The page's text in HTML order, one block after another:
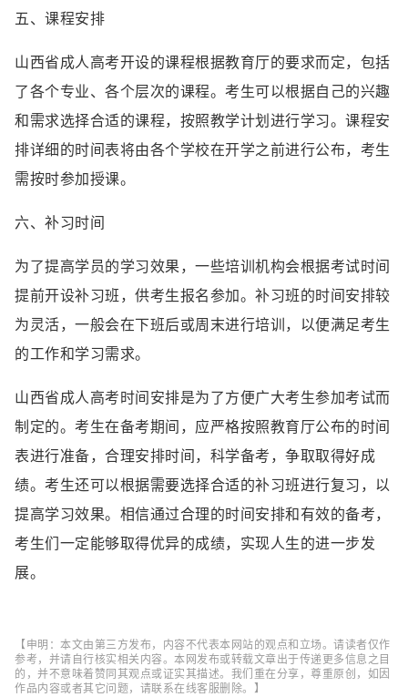
五、课程安排
山西省成人高考开设的课程根据教育厅的要求而定，包括
了各个专业、各个层次的课程。考生可以根据自己的兴趣
和需求选择合适的课程，按照教学计划进行学习。课程安
排详细的时间表将由各个学校在开学之前进行公布，考生
需按时参加授课。
六、补习时间
为了提高学员的学习效果，一些培训机构会根据考试时间
提前开设补习班，供考生报名参加。补习班的时间安排较
为灵活，一般会在下班后或周末进行培训，以便满足考生
的工作和学习需求。
山西省成人高考时间安排是为了方便广大考生参加考试而
制定的。考生在备考期间，应严格按照教育厅公布的时间
表进行准备，合理安排时间，科学备考，争取取得好成
绩。考生还可以根据需要选择合适的补习班进行复习，以
提高学习效果。相信通过合理的时间安排和有效的备考，
考生们一定能够取得优异的成绩，实现人生的进一步发
展。
【申明：本文由第三方发布，内容不代表本网站的观点和立场。请读者仅作
参考，并请自行核实相关内容。本网发布或转载文章出于传递更多信息之目
的，并不意味着赞同其观点或证实其描述。我们重在分享，尊重原创，如因
作品内容或者其它问题，请联系在线客服删除。】